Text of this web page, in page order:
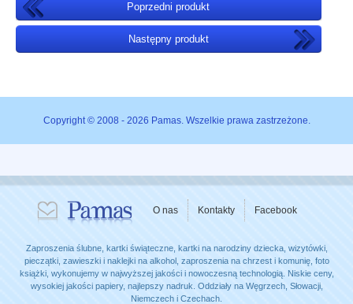
Poprzedni produkt
Następny produkt
Copyright © 2008 - 2026 Pamas. Wszelkie prawa zastrzeżone.
O nas Kontakty Facebook
Zaproszenia ślubne, kartki świąteczne, kartki na narodziny dziecka, wizytówki,
pieczątki, zawieszki i naklejki na alkohol, zaproszenia na chrzest i komunię, foto
książki, wykonujemy w najwyższej jakości i nowoczesną technologią. Niskie ceny,
wysokiej jakości papiery, najlepszy nadruk. Oddziały na Węgrzech, Słowacji,
Niemczech i Czechach.